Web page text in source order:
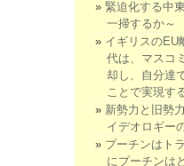
緊迫化する中
一掃するか～
イギリスのEU
代は、マスコ
却し、自分達
ことで実現す
新勢力と旧勢
イデオロギー
プーチンはト
にプーチンは